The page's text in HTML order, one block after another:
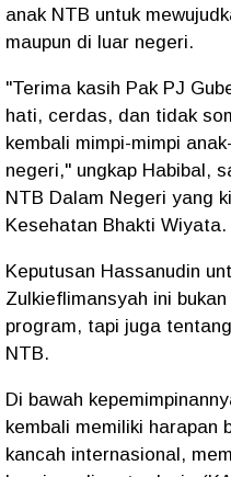
anak NTB untuk
maupun di luar negeri.
"Terima kasih Pak PJ
hati, cerdas, dan tidak
kembali mimpi-mimpi
negeri," ungkap Habibal,
NTB Dalam Negeri yang
Kesehatan Bhakti Wiyata.
Keputusan Hassanudin
Zulkieflimansyah ini
program, tapi juga
NTB.
Di bawah
kembali memiliki harapan
kancah internasional,